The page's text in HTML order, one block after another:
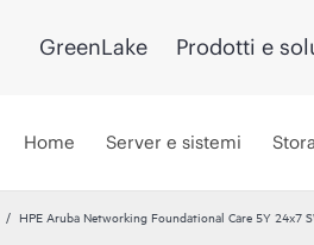
GreenLake Prodotti e
Home Server e sistemi
HPE Aruba Networking Foundational Care 5Y 24x7